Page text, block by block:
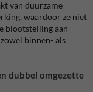
van duurzame
waardoor ze niet
blootstelling aan
binnen- als
dubbel omgezette